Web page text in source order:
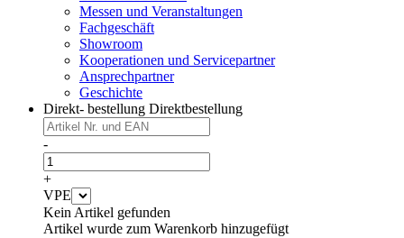
Messen und Veranstaltungen
Fachgeschäft
Showroom
Kooperationen und Servicepartner
Ansprechpartner
Geschichte
Direkt- bestellung Direktbestellung
-
+
VPE
Kein Artikel gefunden
Artikel wurde zum Warenkorb hinzugefügt